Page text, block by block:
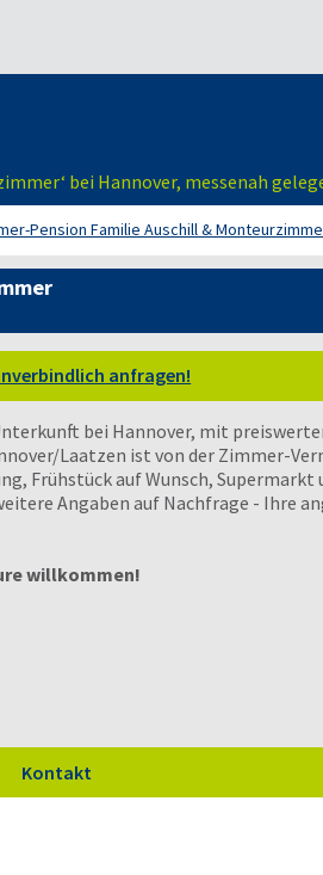
bei Hannover, messenah
Pension Familie Auschill &
anfragen!
bei Hannover, mit
Laatzen ist von der Zimmer-
Frühstück auf Wunsch,
Angaben auf Nachfrage - Ihre
willkommen!
Kontakt